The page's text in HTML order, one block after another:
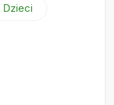
Dzieci